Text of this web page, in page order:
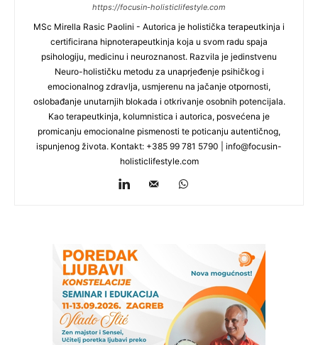
https://focusin-holisticlifestyle.com
MSc Mirella Rasic Paolini - Autorica je holistička terapeutkinja i
certificirana hipnoterapeutkinja koja u svom radu spaja
psihologiju, medicinu i neuroznanost. Razvila je jedinstvenu
Neuro-holističku metodu za unaprjeđenje psihičkog i
emocionalnog zdravlja, usmjerenu na jačanje otpornosti,
oslobađanje unutarnjih blokada i otkrivanje osobnih potencijala.
Kao terapeutkinja, kolumnistica i autorica, posvećena je
promicanju emocionalne pismenosti te poticanju autentičnog,
ispunjenog života. Kontakt: +385 99 781 5790 | info@focusin-
holisticlifestyle.com